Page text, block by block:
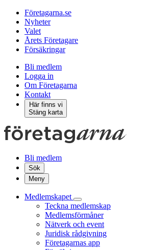
Företagarna.se
Nyheter
Valet
Årets Företagare
Försäkringar
Bli medlem
Logga in
Om Företagarna
Kontakt
Här finns vi
Stäng karta
Bli medlem
Sök
Meny
Medlemskapet
Teckna medlemskap
Medlemsförmåner
Nätverk och event
Juridisk rådgivning
Företagarnas app